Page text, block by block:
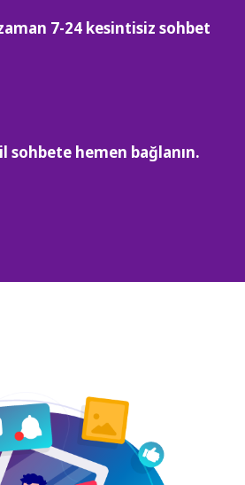
7-24 kesintisiz sohbet
sohbete hemen bağlanın.